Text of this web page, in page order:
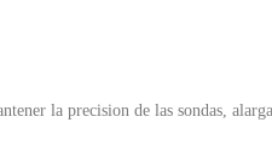
la precision de las sondas,